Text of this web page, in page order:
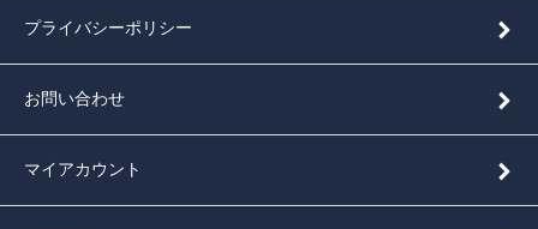
プライバシーポリシー
お問い合わせ
マイアカウント